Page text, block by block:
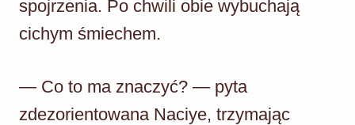
spojrzenia. Po chwili obie wybuchają
cichym śmiechem.
— Co to ma znaczyć? — pyta
zdezorientowana Naciye, trzymając